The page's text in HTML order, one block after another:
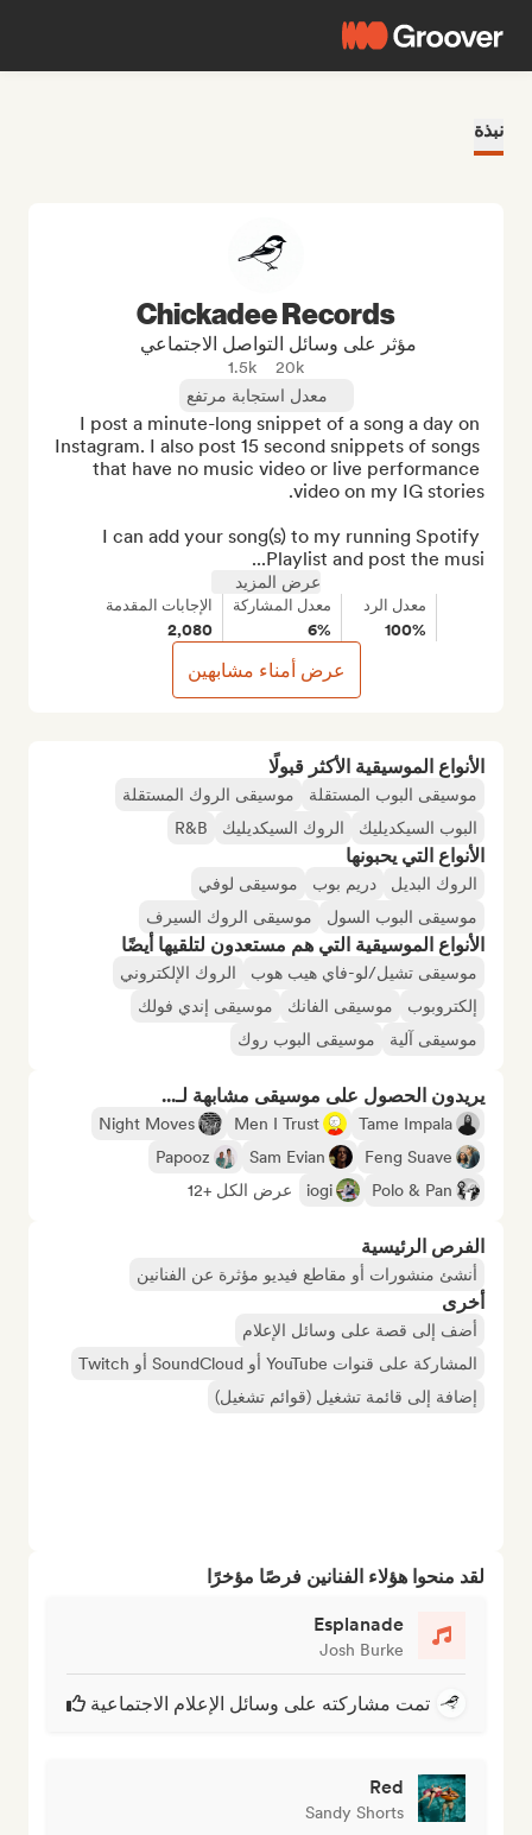
نبذة
الأنواع الموسيقية الأكثر قبولًا
موسيقى البوب المستقلة
موسيقى الروك المستقلة
البوب السيكديليك
الروك السيكديليك R&B
الأنواع التي يحبونها
الروك البديل دريم بوب
موسيقى لوفي
موسيقى البوب السول
موسيقى الروك السيرف
الأنواع الموسيقية التي هم مستعدون لتلقيها أيضًا
موسيقى تشيل/لو-فاي هيب هوب
الروك الإلكتروني
إلكتروبوب
موسيقى الفانك
موسيقى إندي فولك
موسيقى آلية
موسيقى البوب روك
يريدون الحصول على موسيقى مشابهة لـ...
Tame Impala
Men I Trust
Night Moves
Feng Suave
Sam Evian
Papooz
Polo & Pan
iogi عرض الكل +12
الفرص الرئيسية
أنشئ منشورات أو مقاطع فيديو مؤثرة عن الفنانين
أخرى
أضف إلى قصة على وسائل الإعلام
المشاركة على قنوات YouTube أو SoundCloud أو Twitch
إضافة إلى قائمة تشغيل (قوائم تشغيل)
لقد منحوا هؤلاء الفنانين فرصًا مؤخرًا
Esplanade
Josh Burke
تمت مشاركته على وسائل الإعلام الاجتماعية
Red
Sandy Shorts
Chickadee Records
مؤثر على وسائل التواصل الاجتماعي
20k
1.5k
معدل استجابة مرتفع
I post a minute-long snippet of a song a day on
Instagram. I also post 15 second snippets of songs
that have no music video or live performance
I can add your song(s) to my running Spotify
Playlist and post the musi...
عرض المزيد
معدل الرد
100%
معدل المشاركة
6%
الإجابات المقدمة
2,080
عرض أمناء مشابهين